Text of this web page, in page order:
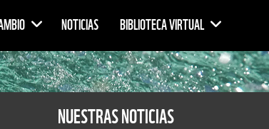
NOTICIAS BIBLIOTECA VIRTUAL
NUESTRAS NOTICIAS